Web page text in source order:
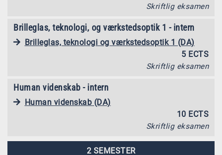
Skriftlig eksamen
Brilleglas, teknologi, og værkstedsoptik 1 - intern
Brilleglas, teknologi og værkstedsoptik 1 (DA)
5 ECTS
Skriftlig eksamen
Human videnskab - intern
Human videnskab (DA)
10 ECTS
Skriftlig eksamen
2 SEMESTER